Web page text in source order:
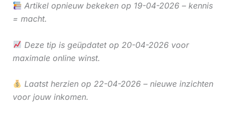
Artikel opnieuw bekeken op 19-04-2026 – kennis
= macht.
Deze tip is geüpdatet op 20-04-2026 voor
maximale online winst.
Laatst herzien op 22-04-2026 – nieuwe inzichten
voor jouw inkomen.